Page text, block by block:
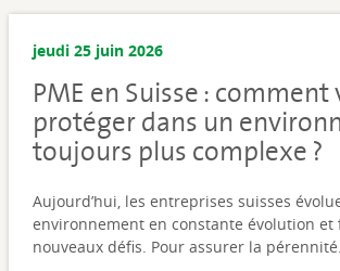
jeudi 25 juin 2026
PME en Suisse : comment
protéger dans un
toujours plus complexe ?
Aujourd’hui, les entreprises suisses
environnement en constante évolution et
nouveaux défis. Pour assurer la